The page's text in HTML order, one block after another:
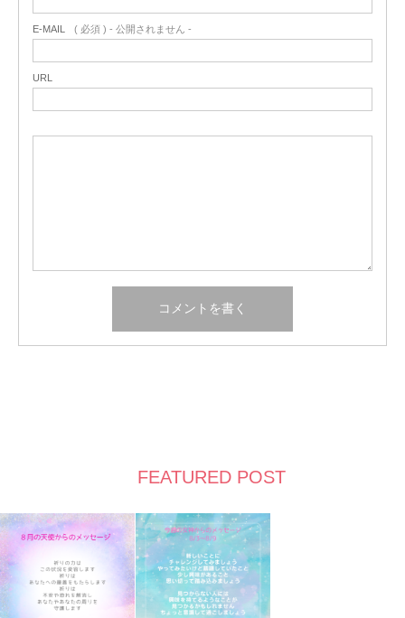
E-MAIL ( 必須 ) - 公開されません -
URL
FEATURED POST